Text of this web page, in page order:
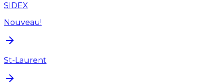
SIDEX
Nouveau!
St-Laurent